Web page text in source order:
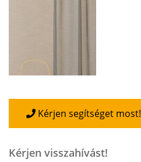
Kérjen segítséget most!
Kérjen visszahívást!